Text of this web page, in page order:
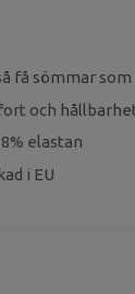
få sömmar
och
elastan
i EU